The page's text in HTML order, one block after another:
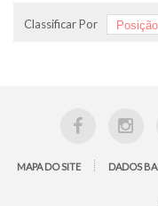
Classificar Por
MAPA DO SITE DADOS